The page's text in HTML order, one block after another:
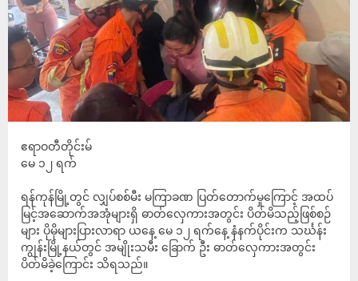
ဧရာဝတီတိုင်းမ်
မေ ၁၂ ရက်
ရန်ကုန်မြို့တွင် လျှပ်စစ်မီး မကြာခဏ ပြတ်တောက်မှုကြောင့် အထပ်
မြင့်အဆောက်အအုံများရှိ ဓာတ်လှေကားအတွင်း ပိတ်မိသည့်ဖြစ်စဉ်
များ ပိုမိုများပြားလာရာ ယနေ့ မေ ၁၂ ရက်နေ့ နံနက်ပိုင်းက သင်္ဃန်း
ကျွန်းမြို့နယ်တွင် အမျိုးသမီး ခြောက် ဦး ဓာတ်လှေကားအတွင်း
ပိတ်မိခဲ့ကြောင်း သိရသည်။